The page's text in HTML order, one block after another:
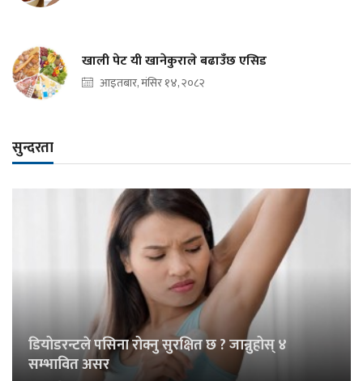
खाली पेट यी खानेकुराले बढाउँछ एसिड
आइतबार, मंसिर १४, २०८२
सुन्दरता
डियोडरन्टले पसिना रोक्नु सुरक्षित छ ? जान्नुहोस् ४
सम्भावित असर